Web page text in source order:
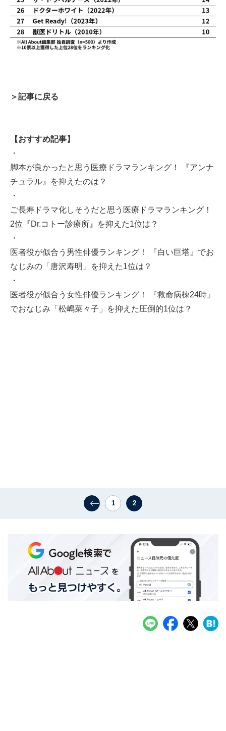
＞記事に戻る
【おすすめ記事】
・
脚本が良かったと思う医療ドラマランキング！ 『アンナ
チュラル』を抑えたのは？
・
ご長寿ドラマ化しそうだと思う医療ドラマランキング！
2位『Dr.コトー診療所』を抑えた1位は？
・
医者役が似合う男性俳優ランキング！ 『白い巨塔』でお
なじみの「唐沢寿明」を抑えた1位は？
・
医者役が似合う女性俳優ランキング！ 『救命病棟24時』
でおなじみ「松嶋菜々子」を抑えた圧倒的1位は？
1 2